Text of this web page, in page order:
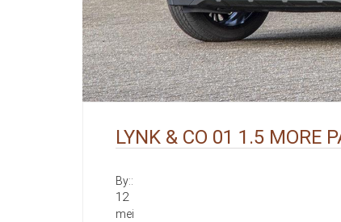
LYNK & CO 01 1.5 MORE
By::
12
mei